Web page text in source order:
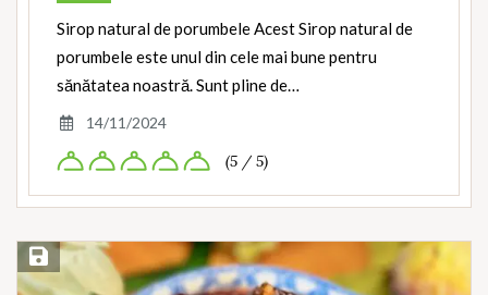
Sirop natural de porumbele Acest Sirop natural de
porumbele este unul din cele mai bune pentru
sănătatea noastră. Sunt pline de…
14/11/2024
(5 / 5)
Save Recipe